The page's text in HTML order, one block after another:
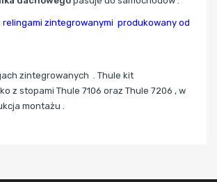
relingami zintegrowanymi produkowany od
zintegrowanych . Thule kit
z stopami Thule 7106 oraz Thule 7206 , w
montażu .